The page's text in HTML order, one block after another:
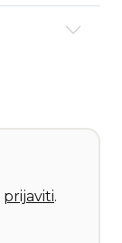
prijaviti.